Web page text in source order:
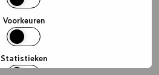
Voorkeuren
Statistieken